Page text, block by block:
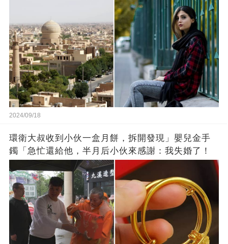
2024/09/18
環衛大叔收到小伙一盒月餅，拆開發現」嬰兒金手
鐲「急忙還給他，半月后小伙來感謝：我失婚了！